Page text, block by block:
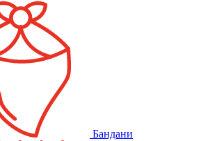
Бандани